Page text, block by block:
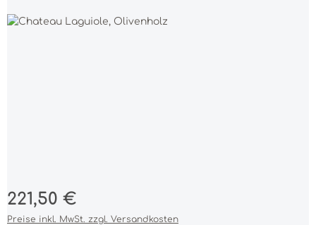
Bildergalerie überspringen
Regulärer Preis:
221,50 €
Preise inkl. MwSt. zzgl. Versandkosten